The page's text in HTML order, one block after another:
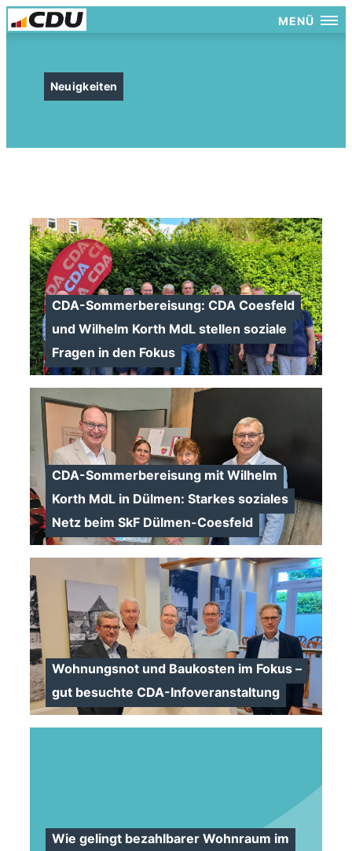
MENÜ
Neuigkeiten
CDA-Sommerbereisung: CDA Coesfeld
und Wilhelm Korth MdL stellen soziale
Fragen in den Fokus
>
CDA-Sommerbereisung mit Wilhelm
Korth MdL in Dülmen: Starkes soziales
Netz beim SkF Dülmen-Coesfeld
>
Wohnungsnot und Baukosten im Fokus –
gut besuchte CDA-Infoveranstaltung
Wie gelingt bezahlbarer Wohnraum im